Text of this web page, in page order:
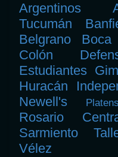
Argentinos
Tucumán
Belgrano Boca
Colón
Estudiantes
Huracán
Newell's
Rosario
Sarmiento
Vélez